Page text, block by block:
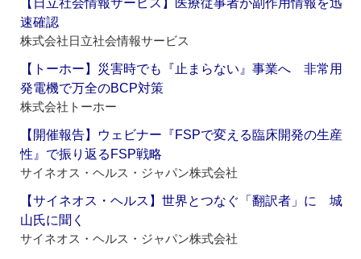
【日立社会情報サービス】医療従事者が副作用情報を迅
速確認
株式会社日立社会情報サービス
【トーホー】災害時でも『止まらない』事業へ 非常用
発電機で万全のBCP対策
株式会社トーホー
【開催報告】ウェビナー『FSPで変える臨床開発の生産
性』で振り返るFSP戦略
サイネオス・ヘルス・ジャパン株式会社
【サイネオス・ヘルス】世界とつなぐ「翻訳者」に 城
山氏に聞く
サイネオス・ヘルス・ジャパン株式会社